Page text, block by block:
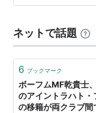
その他
かつて高原直泰と
より乾貴士が在籍
スリーガ1部と2部
いる。
３）高原直泰（
ネットで話題
6 ブックマーク
ボーフムMF乾貴士
のアイントラハト
の移籍が両クラブ間